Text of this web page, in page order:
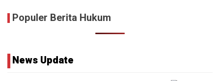
Populer Berita Hukum
News Update